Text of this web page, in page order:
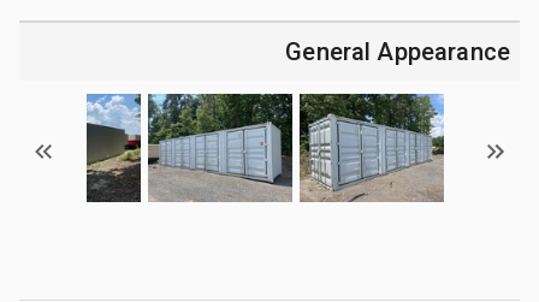
General Appearance